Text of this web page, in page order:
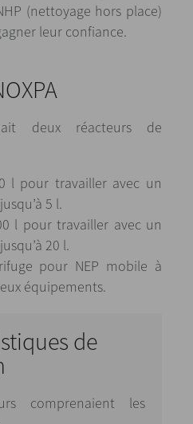
(nettoyage hors place)
leur confiance.
deux réacteurs de
l pour travailler avec un
5 l.
l pour travailler avec un
20 l.
pour NEP mobile à
équipements.
de
comprenaient les